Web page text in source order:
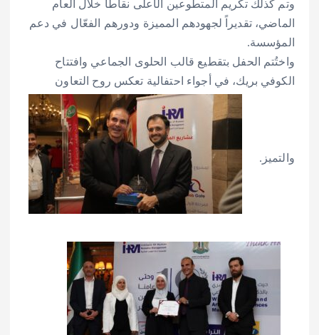
وتم كذلك تكريم المتطوعين الأعلى نقاطاً خلال العام
الماضي، تقديراً لجهودهم المميزة ودورهم الفعّال في دعم
المؤسسة.
واختُتم الحفل بتقطيع قالب الحلوى الجماعي وافتتاح
الكوفي بريك، في أجواء احتفالية تعكس روح التعاون
والتميز.